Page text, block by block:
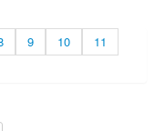
9 10
11